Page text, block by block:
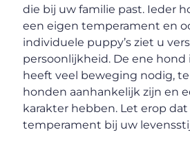
die bij uw familie past. Ieder
een eigen temperament en
individuele puppy’s ziet u
persoonlijkheid. De ene hond
heeft veel beweging nodig,
honden aanhankelijk zijn en
karakter hebben. Let erop
temperament bij uw